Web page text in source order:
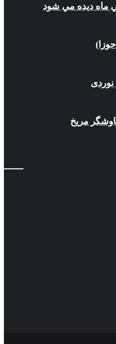
ماه ديده مي شود
نوردی
مريخ